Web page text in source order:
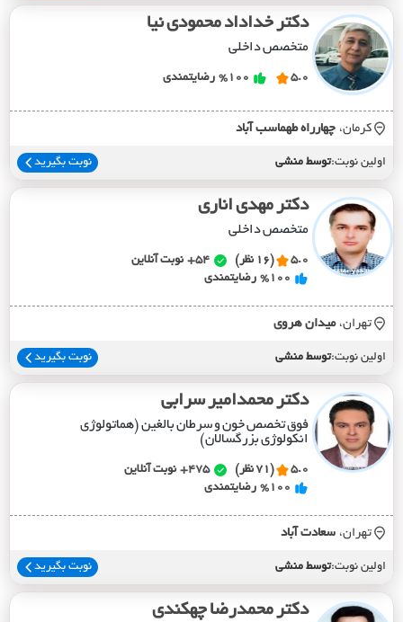
دکتر خداداد محمودی نیا
متخصص داخلی
5.0
%100 رضایتمندی
کرمان، چهارراه طهماسب آباد
اولین نوبت:توسط منشی نوبت بگیرید
دکتر مهدی اناری
متخصص داخلی
5.0 (16 نظر) 54+
نوبت آنلاین
%100 رضایتمندی
تهران، ميدان هروي
اولین نوبت:توسط منشی نوبت بگیرید
دکتر محمدامیر سرابی
فوق تخصص خون و سرطان بالغین (هماتولوژی
انکولوژی بزرگسالان)
5.0 (71 نظر) 475+
نوبت آنلاین
%100 رضایتمندی
تهران، سعادت آباد
اولین نوبت:توسط منشی نوبت بگیرید
دکتر محمدرضا چهکندی